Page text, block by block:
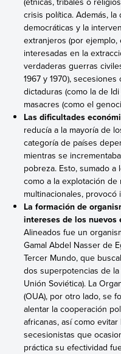
crisis política. Además,
democráticas y la
extranjeros (por
interesadas en la
verdaderas guerras
1967 y 1970),
dictaduras (como la de
masacres (como el
Las dificultades
reducía a la mayoría de
categoría de países
mientras se
pobreza. Esto, sumado
como a la explotación
multinacionales, provocó
La formación de
intereses de los nuevos
Alineados fue un
Gamal Abdel Nasser de
Tercer Mundo, que
dos superpotencias de
Unión Soviética). La
(OUA), por otro lado, se
alentar la cooperación
africanas, así como
secesionistas que
práctica su efectividad